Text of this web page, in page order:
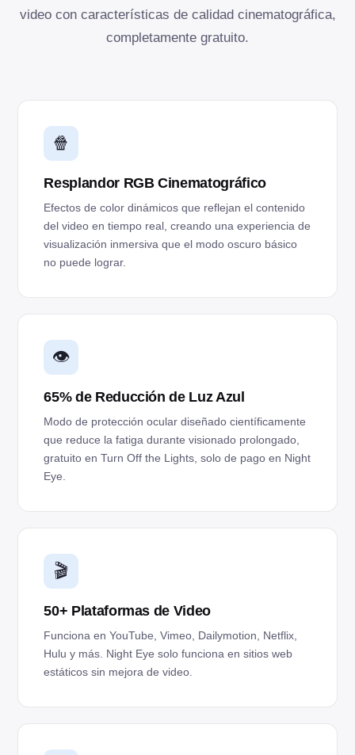
video con características de calidad cinematográfica,
completamente gratuito.
🍿
Resplandor RGB Cinematográfico
Efectos de color dinámicos que reflejan el contenido
del video en tiempo real, creando una experiencia de
visualización inmersiva que el modo oscuro básico
no puede lograr.
👁️
65% de Reducción de Luz Azul
Modo de protección ocular diseñado científicamente
que reduce la fatiga durante visionado prolongado,
gratuito en Turn Off the Lights, solo de pago en Night
Eye.
🎬
50+ Plataformas de Video
Funciona en YouTube, Vimeo, Dailymotion, Netflix,
Hulu y más. Night Eye solo funciona en sitios web
estáticos sin mejora de video.